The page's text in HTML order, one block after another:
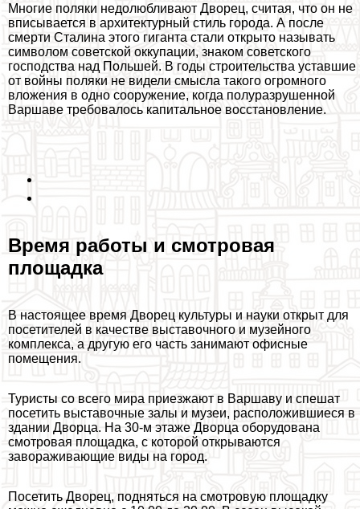
Многие поляки недолюбливают Дворец, считая, что он не
вписывается в архитектурный стиль города. А после
cмepти Сталина этого гиганта стали открыто называть
символом советской оккупации, знаком советского
господства над Польшей. В годы строительства уставшие
от войны поляки не видели смысла такого огромного
вложения в одно сооружение, когда полуразрушенной
Варшаве требовалось капитальное восстановление.
Время работы и смотровая
площадка
В настоящее время Дворец культуры и науки открыт для
посетителей в качестве выставочного и музейного
комплекса, а другую его часть занимают офисные
помещения.
Туристы со всего мира приезжают в Варшаву и спешат
посетить выставочные залы и музеи, расположившиеся в
здании Дворца. На 30-м этаже Дворца оборудована
смотровая площадка, с которой открываются
завораживающие виды на город.
Посетить Дворец, подняться на смотровую площадку